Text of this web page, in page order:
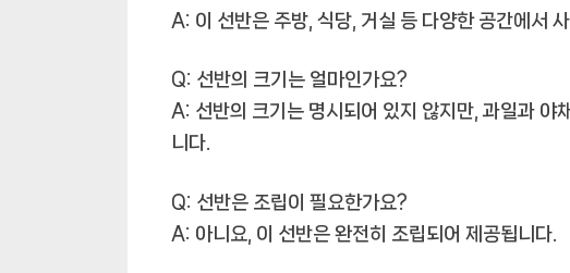
A: 이 선반은 주방, 식당, 거실 등 다양한 공간에서
Q: 선반의 크기는 얼마인가요?
A: 선반의 크기는 명시되어 있지 않지만, 과일과 야
니다.
Q: 선반은 조립이 필요한가요?
A: 아니요, 이 선반은 완전히 조립되어 제공됩니다.